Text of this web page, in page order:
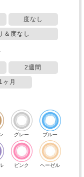
度なし
＆度なし
2週間
1ヶ月
グレー ブルー
ピンク ヘーゼル